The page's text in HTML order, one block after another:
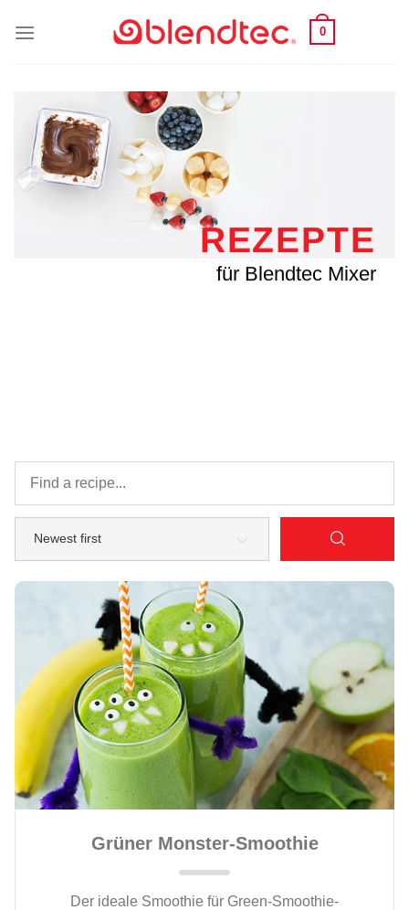
0
REZEPTE
für Blendtec Mixer
Grüner Monster-Smoothie
Der ideale Smoothie für Green-Smoothie-